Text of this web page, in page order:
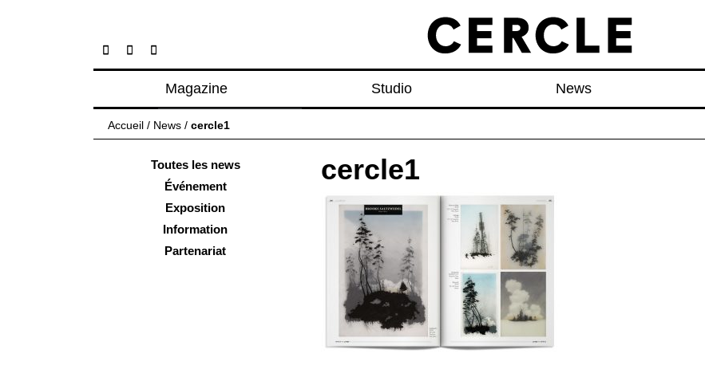
Magazine
Articles
À propos
Numéros
Studio News
Accueil / News / cercle1
Toutes les news
Événement
Exposition
Information
Partenariat
cercle1